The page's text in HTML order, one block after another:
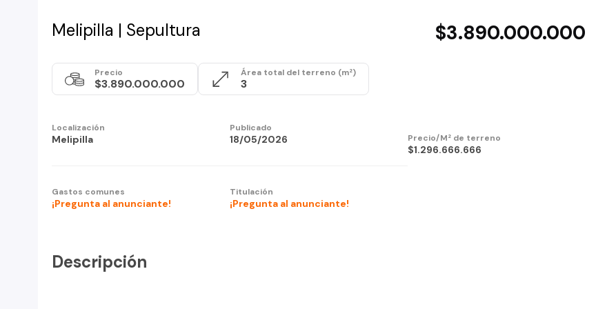
Melipilla | Sepultura $3.890.000.000
Precio
$3.890.000.000
Área total del terreno (m²)
3
Localización
Melipilla
Publicado
18/05/2026 Precio/M² de terreno
$1.296.666.666
Gastos comunes
¡Pregunta al anunciante!
Titulación
¡Pregunta al anunciante!
Descripción